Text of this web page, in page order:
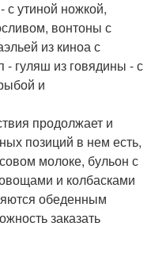
утиной ножкой,
вонтоны с
из киноа с
- гуляш из говядины - с
и
продолжает и
позиций в нем есть,
молоке, бульон с
и колбасками
обеденным
заказать